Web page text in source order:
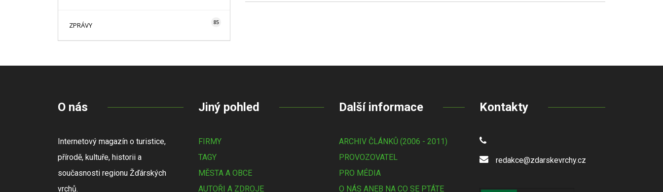
ZPRÁVY 85
O nás
Internetový magazín o turistice,
přírodě, kultuře, historii a
současnosti regionu Žďárských
vrchů.
Jiný pohled
FIRMY
TAGY
MĚSTA A OBCE
AUTOŘI A ZDROJE
Další informace
ARCHIV ČLÁNKŮ (2006 - 2011)
PROVOZOVATEL
PRO MÉDIA
O NÁS ANEB NA CO SE PTÁTE
Kontakty
redakce@zdarskevrchy.cz